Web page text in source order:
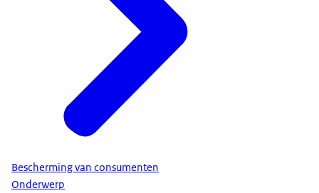
Bescherming van consumenten
Onderwerp